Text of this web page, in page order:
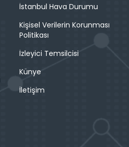
İstanbul Hava Durumu
Kişisel Verilerin Korunması
Politikası
İzleyici Temsilcisi
Künye
İletişim